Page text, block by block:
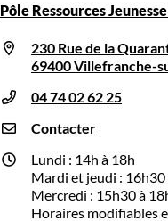
Pôle Ressources
230 Rue de la
69400 Villefranche-
04 74 02 62 25
Contacter
Lundi : 14h à 18h
Mardi et jeudi : 16h30
Mercredi : 15h30 à
Horaires modifiables